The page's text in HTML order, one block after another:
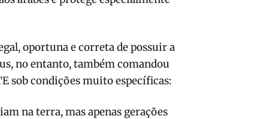
oportuna e correta de possuir a
no entanto, também comandou
sob condições muito específicas:
na terra, mas apenas gerações